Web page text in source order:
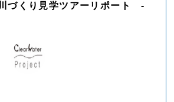
づくり見学ツアーリポート -